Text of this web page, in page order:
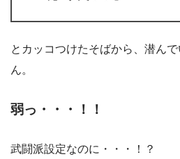
とカッコつけたそばから、潜ん
ん。
弱っ・・・！！
武闘派設定なのに・・・！？